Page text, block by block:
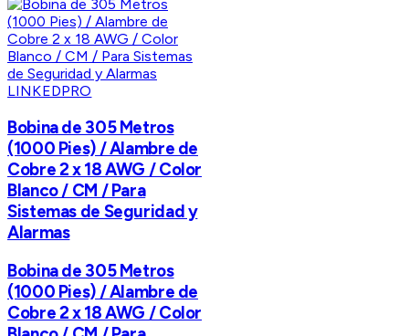
LINKEDPRO
Bobina de 305 Metros
(1000 Pies) / Alambre de
Cobre 2 x 18 AWG / Color
Blanco / CM / Para
Sistemas de Seguridad y
Alarmas
Bobina de 305 Metros
(1000 Pies) / Alambre de
Cobre 2 x 18 AWG / Color